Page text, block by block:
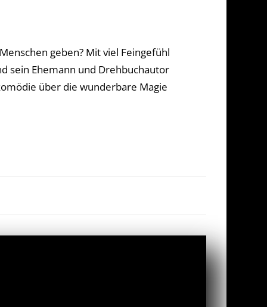
geben? Mit viel Feingefühl
sein Ehemann und Drehbuchautor
über die wunderbare Magie